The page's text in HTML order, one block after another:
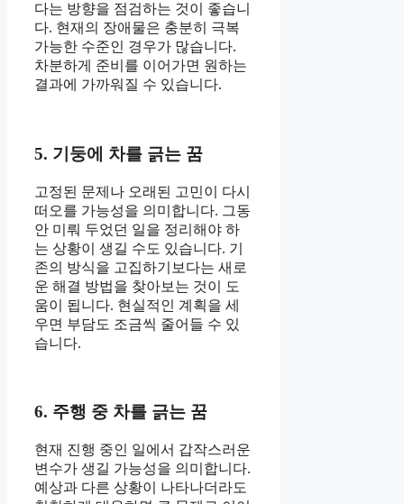
다는 방향을 점검하는 것이 좋습니
다. 현재의 장애물은 충분히 극복
가능한 수준인 경우가 많습니다.
차분하게 준비를 이어가면 원하는
결과에 가까워질 수 있습니다.
5. 기둥에 차를 긁는 꿈
고정된 문제나 오래된 고민이 다시
떠오를 가능성을 의미합니다. 그동
안 미뤄 두었던 일을 정리해야 하
는 상황이 생길 수도 있습니다. 기
존의 방식을 고집하기보다는 새로
운 해결 방법을 찾아보는 것이 도
움이 됩니다. 현실적인 계획을 세
우면 부담도 조금씩 줄어들 수 있
습니다.
6. 주행 중 차를 긁는 꿈
현재 진행 중인 일에서 갑작스러운
변수가 생길 가능성을 의미합니다.
예상과 다른 상황이 나타나더라도